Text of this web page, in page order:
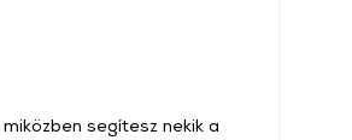
segítesz nekik a